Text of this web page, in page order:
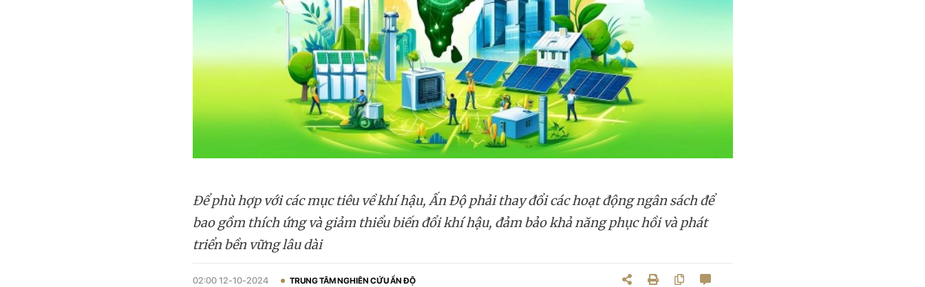
Để phù hợp với các mục tiêu về khí hậu, Ấn Độ phải thay đổi các hoạt động ngân sách để
bao gồm thích ứng và giảm thiểu biến đổi khí hậu, đảm bảo khả năng phục hồi và phát
triển bền vững lâu dài
02:00 12-10-2024 TRUNG TÂM NGHIÊN CỨU ẤN ĐỘ